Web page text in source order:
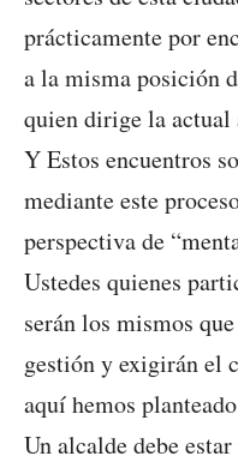
prácticamente por
a la misma posición
quien dirige la
Y Estos encuentros
mediante este
perspectiva de
Ustedes quienes
serán los mismos
gestión y exigirán el
aquí hemos
Un alcalde debe